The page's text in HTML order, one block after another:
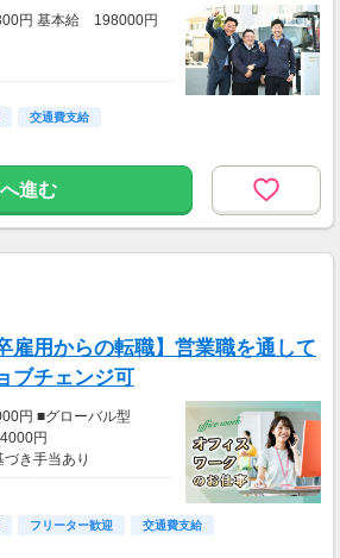
～36,000円
円
あり)
円 基本給 198000円
円～46300円 /20h
円までの実費)
円、子10000円/人)
交通費支給
進む
雇用からの転職】営業職を通して
ブチェンジ可
円 ■グローバル型
円
き手当あり
/月29h含む
フリーター歓迎 交通費支給